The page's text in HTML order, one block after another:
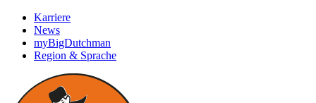
Karriere
News
myBigDutchman
Region & Sprache